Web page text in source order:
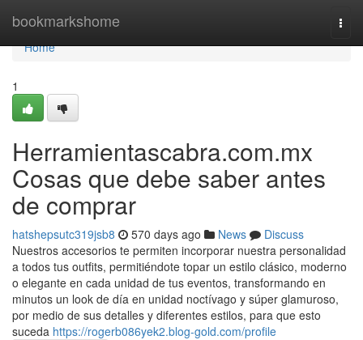
bookmarkshome
Home
Home
1
Herramientascabra.com.mx
Cosas que debe saber antes
de comprar
hatshepsutc319jsb8 570 days ago News
Discuss
Nuestros accesorios te permiten incorporar nuestra personalidad
a todos tus outfits, permitiéndote topar un estilo clásico, moderno
o elegante en cada unidad de tus eventos, transformando en
minutos un look de día en unidad noctívago y súper glamuroso,
por medio de sus detalles y diferentes estilos, para que esto
suceda https://rogerb086yek2.blog-gold.com/profile